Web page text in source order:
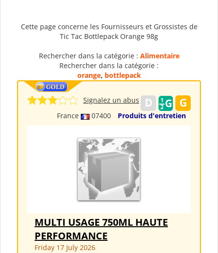
Cette page concerne les Fournisseurs et Grossistes de
Tic Tac Bottlepack Orange 98g
Rechercher dans la catégorie : Alimentaire
Rechercher dans la catégorie :
orange, bottlepack
France 07400 Produits d'entretien
Signalez un abus
MULTI USAGE 750ML HAUTE
PERFORMANCE
Friday 17 July 2026